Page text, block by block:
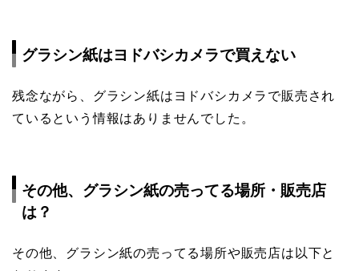
グラシン紙はヨドバシカメラで買えない
残念ながら、グラシン紙はヨドバシカメラで販売され
ているという情報はありませんでした。
その他、グラシン紙の売ってる場所・販売店
は？
その他、グラシン紙の売ってる場所や販売店は以下と